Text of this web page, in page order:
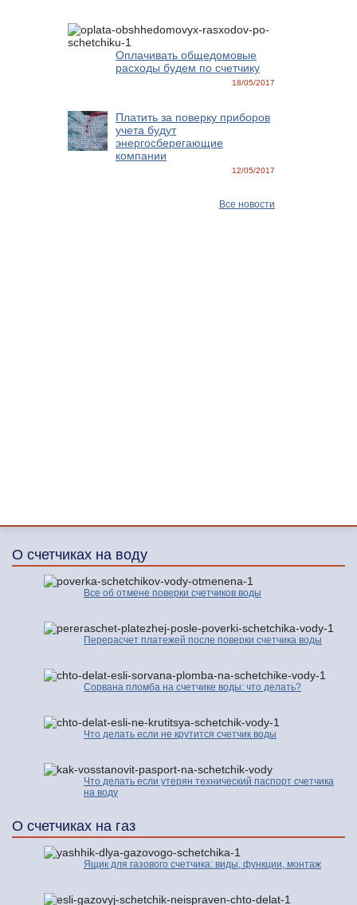
Оплачивать общедомовые
расходы будем по счетчику
18/05/2017
Платить за поверку приборов
учета будут
энергосберегающие
компании
12/05/2017
Все новости
О счетчиках на воду
Все об отмене поверки счетчиков воды
Перерасчет платежей после поверки счетчика воды
Сорвана пломба на счетчике воды: что делать?
Что делать если не крутится счетчик воды
Что делать если утерян технический паспорт счетчика
на воду
О счетчиках на газ
Ящик для газового счетчика: виды, функции, монтаж